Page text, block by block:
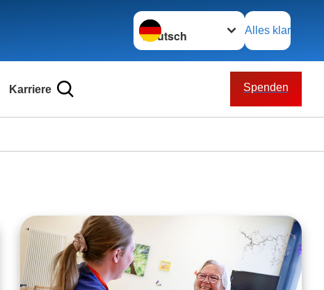
Sprache wechseln zu
Alles klar
Karriere Spenden